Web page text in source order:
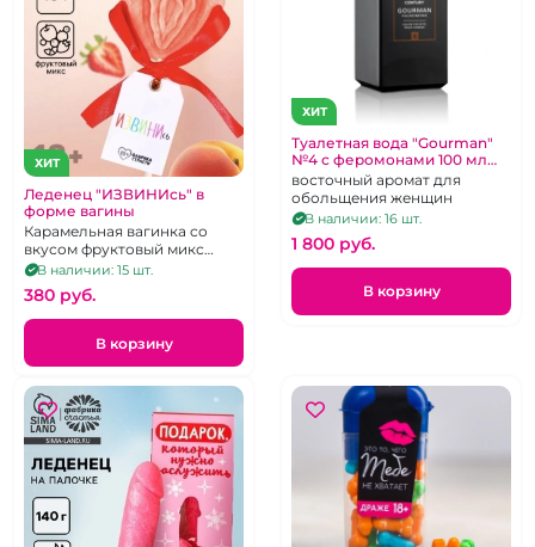
ХИТ
Леденец "ИЗВИНИсь" в
форме вагины
Карамельная вагинка со
вкусом фруктовый микс
клубника с абрикосом.
В наличии: 15 шт.
380 pуб.
В корзину
ХИТ
Туалетная вода "Gourman"
№4 с феромонами 100 мл
для мужчин
восточный аромат для
обольщения женщин
В наличии: 16 шт.
1 800 pуб.
В корзину